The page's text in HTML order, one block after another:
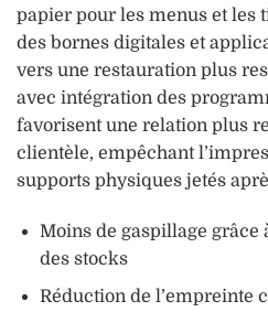
papier pour les menus et les
des bornes digitales et
vers une restauration plus
avec intégration des
favorisent une relation plus
clientèle, empêchant
supports physiques jetés
Moins de gaspillage grâce
des stocks
Réduction de l’empreinte